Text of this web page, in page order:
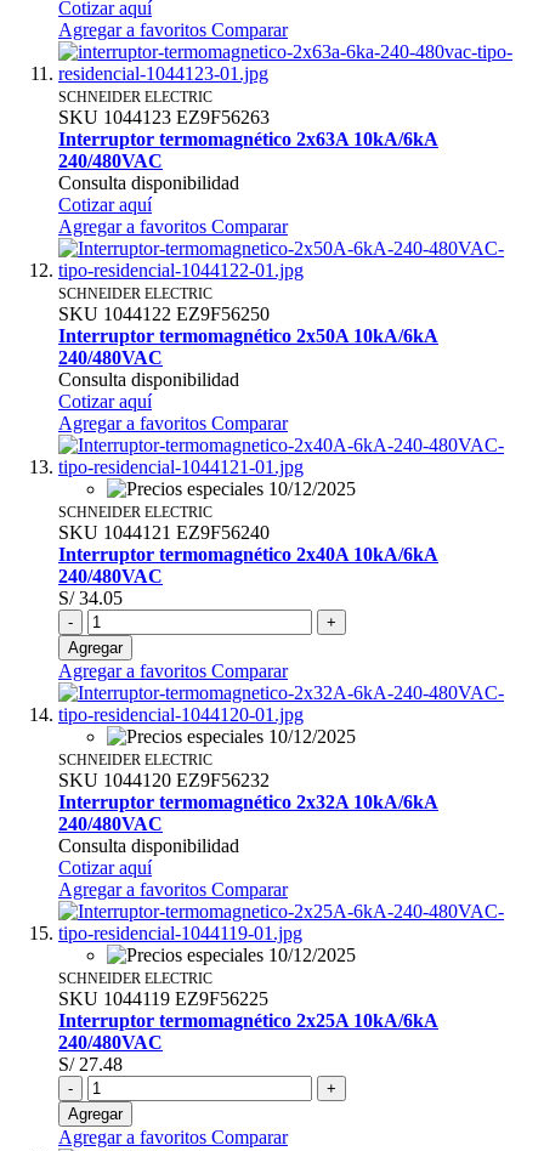
Cotizar aquí
Agregar a favoritos Comparar
SCHNEIDER ELECTRIC
SKU 1044123 EZ9F56263
Interruptor termomagnético 2x63A 10kA/6kA
240/480VAC
Consulta disponibilidad
Cotizar aquí
Agregar a favoritos Comparar
SCHNEIDER ELECTRIC
SKU 1044122 EZ9F56250
Interruptor termomagnético 2x50A 10kA/6kA
240/480VAC
Consulta disponibilidad
Cotizar aquí
Agregar a favoritos Comparar
SCHNEIDER ELECTRIC
SKU 1044121 EZ9F56240
Interruptor termomagnético 2x40A 10kA/6kA
240/480VAC
S/ 34.05
-
+
Agregar
Agregar a favoritos Comparar
SCHNEIDER ELECTRIC
SKU 1044120 EZ9F56232
Interruptor termomagnético 2x32A 10kA/6kA
240/480VAC
Consulta disponibilidad
Cotizar aquí
Agregar a favoritos Comparar
SCHNEIDER ELECTRIC
SKU 1044119 EZ9F56225
Interruptor termomagnético 2x25A 10kA/6kA
240/480VAC
S/ 27.48
-
+
Agregar
Agregar a favoritos Comparar